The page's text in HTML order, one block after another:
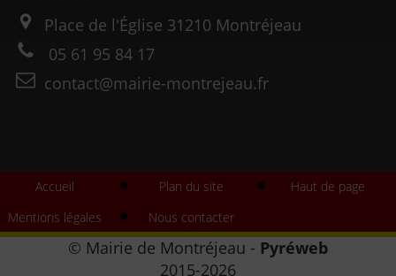
Place de l'Église 31210 Montréjeau
05 61 95 84 17
contact@mairie-montrejeau.fr
Accueil Plan du site
Haut de page
Mentions légales
Nous contacter
© Mairie de Montréjeau - Pyréweb
2015-2026